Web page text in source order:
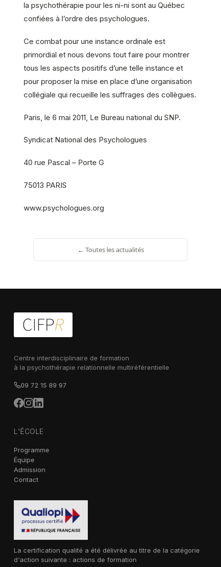
la psychothérapie pour les ni-ni sont au Québec
confiées à l’ordre des psychologues.
Ce combat pour une instance ordinale est
primordial et nous devons tout faire pour montrer
tous les aspects positifs d’une telle instance et
pour proposer la mise en place d’une organisation
collégiale qui recueille les suffrages des collègues.
Paris, le 6 mai 2011, Le Bureau national du SNP.
Syndicat National des Psychologues
40 rue Pascal – Porte G
75013 PARIS
www.psychologues.org
← Toutes les actualités
Centre interdisciplinaire de formation
à la psychothérapie relationnelle multiréférentielle
09 72 15 89 97
L'ÉCOLE
Programme
Équipe
Admission
Contact
La certification qualité a été délivrée au titre de la catégorie
d'action suivante : actions de formation